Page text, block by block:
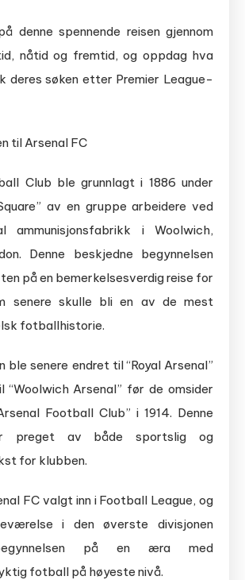
denne spennende reisen gjennom
nåtid og fremtid, og oppdag hva
deres søken etter Premier League-
til Arsenal FC
Club ble grunnlagt i 1886 under
av en gruppe arbeidere ved
ammunisjonsfabrikk i Woolwich,
Denne beskjedne begynnelsen
på en bemerkelsesverdig reise for
senere skulle bli en av de mest
fotballhistorie.
ble senere endret til “Royal Arsenal”
Arsenal” før de omsider
Football Club” i 1914. Denne
preget av både sportslig og
for klubben.
FC valgt inn i Football League, og
i den øverste divisjonen
på en æra med
fotball på høyeste nivå.